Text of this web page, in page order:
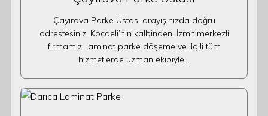
Çayırova Parke Ustası arayışınızda doğru
adrestesiniz. Kocaeli’nin kalbinden, İzmit merkezli
firmamız, laminat parke döşeme ve ilgili tüm
hizmetlerde uzman ekibiyle…